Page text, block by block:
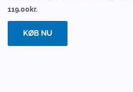
119.00kr.
KØB NU